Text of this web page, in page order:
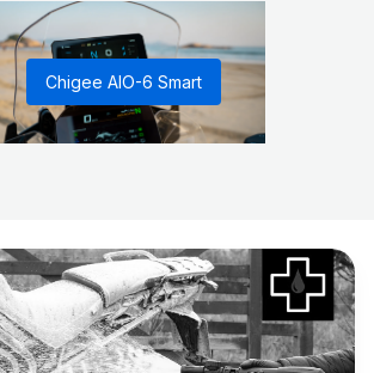
Chigee AIO-6 Smart